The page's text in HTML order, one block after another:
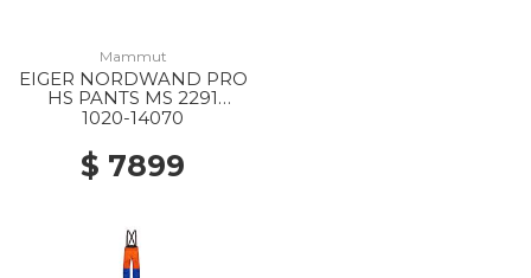
Mammut
EIGER NORDWAND PRO
HS PANTS MS 2291
EIGER ORANGE-EIGER
1020-14070
$ 7899